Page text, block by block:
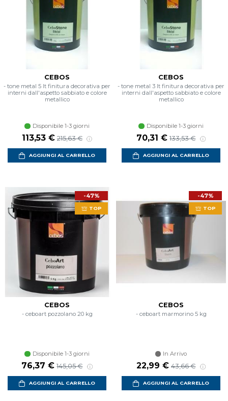
CEBOS
- tone metal 5 lt finitura decorativa per
interni dall'aspetto sabbiato e colore
metallico
Disponibile 1-3 giorni
Prezzo scontato
113,53 € Prezzo di listino
215,63 €
AGGIUNGI AL CARRELLO
CEBOS
- tone metal 3 lt finitura decorativa per
interni dall'aspetto sabbiato e colore
metallico
Disponibile 1-3 giorni
Prezzo scontato
70,31 € Prezzo di listino
133,53 €
AGGIUNGI AL CARRELLO
-47%
TOP
CEBOS
- ceboart pozzolano 20 kg
Disponibile 1-3 giorni
Prezzo scontato
76,37 € Prezzo di listino
145,05 €
AGGIUNGI AL CARRELLO
-47%
TOP
CEBOS
- ceboart marmorino 5 kg
In Arrivo
Prezzo scontato
22,99 € Prezzo di listino
43,66 €
AGGIUNGI AL CARRELLO